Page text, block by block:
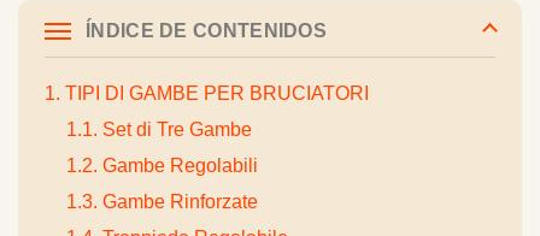
ÍNDICE DE CONTENIDOS
1. TIPI DI GAMBE PER BRUCIATORI
1.1. Set di Tre Gambe
1.2. Gambe Regolabili
1.3. Gambe Rinforzate